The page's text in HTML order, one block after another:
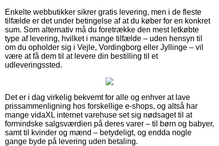
Enkelte webbutikker sikrer gratis levering, men i de fleste
tilfælde er det under betingelse af at du køber for en konkret
sum. Som alternativ må du foretrække den mest letkøbte
type af levering, hvilket i mange tilfælde – uden hensyn til
om du opholder sig i Vejle, Vordingborg eller Jyllinge – vil
være at få dem til at levere din bestilling til et
udleveringssted.
Det er i dag virkelig bekvemt for alle og enhver at lave
prissammenligning hos forskellige e-shops, og altså har
mange vidaXL internet varehuse set sig nødsaget til at
formindske salgsværdien på deres varer – til børn og babyer,
samt til kvinder og mænd – betydeligt, og endda nogle
gange byde på levering uden betaling.